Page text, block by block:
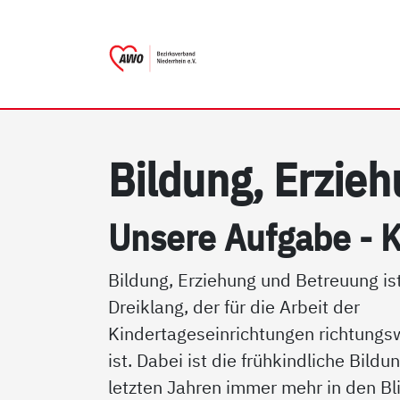
Bil­dung,
Un­se­re Auf­ga­be -
Bildung, Erziehung und Betreuung
Dreiklang, der für die Arbeit der
Kindertageseinrichtungen
ist. Dabei ist die frühkindliche
letzten Jahren immer mehr in den